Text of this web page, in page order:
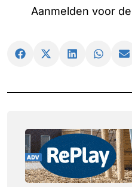
Aanmelden voor